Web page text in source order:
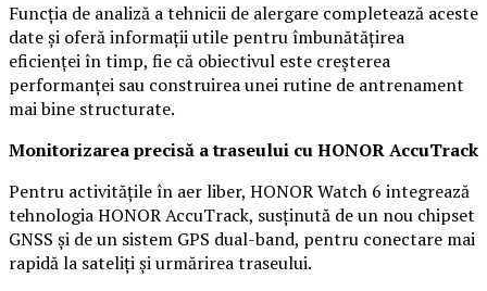
Funcția de analiză a tehnicii de alergare completează aceste
date și oferă informații utile pentru îmbunătățirea
eficienței în timp, fie că obiectivul este creșterea
performanței sau construirea unei rutine de antrenament
mai bine structurate.
Monitorizarea precisă a traseului cu HONOR AccuTrack
Pentru activitățile în aer liber, HONOR Watch 6 integrează
tehnologia HONOR AccuTrack, susținută de un nou chipset
GNSS și de un sistem GPS dual-band, pentru conectare mai
rapidă la sateliți și urmărirea traseului.